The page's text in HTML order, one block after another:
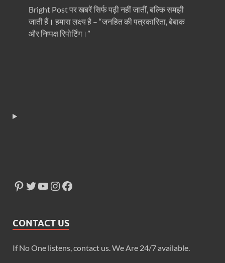
Bright Post पर खबरें सिर्फ पढ़ी नहीं जातीं, बल्कि समझी
जाती हैं। हमारा लक्ष्य है – “जनहित की पत्रकारिता, बेबाक
और निष्पक्ष रिपोर्टिंग।”
CONTACT US
If No One listens, contact us. We Are 24/7 available.